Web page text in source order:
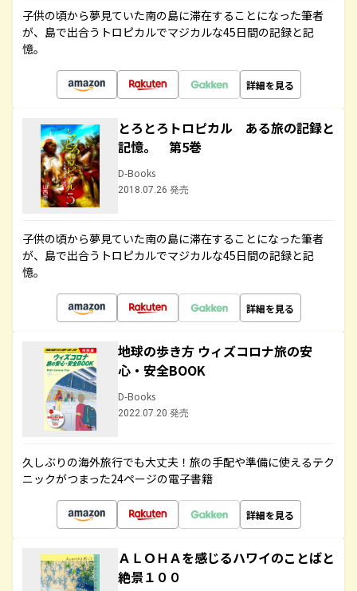
子供の頃から夢見ていた南の島に滞在することになった筆者
が、島で出合うトロピカルでマジカルな45日間の記録と記
憶。
詳細を見る
とろとろトロピカル ある旅の記録と
記憶。 第5巻
D-Books
2018.07.26 発売
子供の頃から夢見ていた南の島に滞在することになった筆者
が、島で出合うトロピカルでマジカルな45日間の記録と記
憶。
詳細を見る
地球の歩き方 ウィズコロナ旅の安
心・安全BOOK
D-Books
2022.07.20 発売
久しぶりの海外旅行でも大丈夫！旅の手配や準備に使えるテク
ニックがつまった24ページの電子書籍
詳細を見る
ＡＬＯＨＡを感じるハワイのことばと
絶景１００